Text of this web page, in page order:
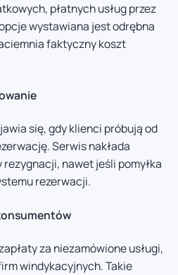
płatnych usług przez
wystawiana jest odrębna
faktyczny koszt
się, gdy klienci próbują od
Serwis nakłada
nawet jeśli pomyłka
rezerwacji.
za niezamówione usługi,
windykacyjnych. Takie